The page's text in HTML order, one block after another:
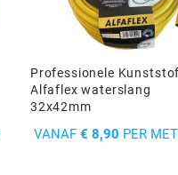
Professionele Kunststof
Alfaflex waterslang
32x42mm
VANAF € 8,90 PER
PRIJS